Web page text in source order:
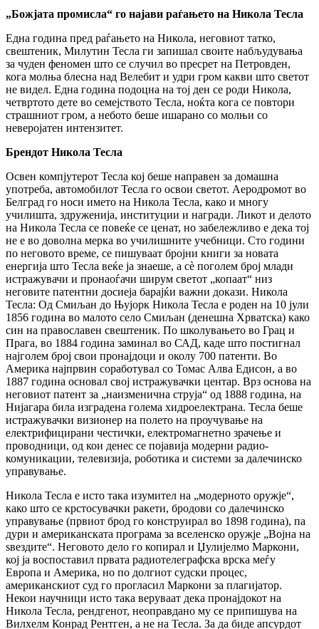
„Божјата промисла“ го најави раѓањето на Никола Тесла
Една година пред раѓањето на Никола, неговиот татко,
свештеник, Милутин Тесла ги запишал своите набљудувања
за чуден феномен што се случил во пресрет на Петровден,
кога молња блесна над Велебит и удри гром какви што светот
не видел. Една година подоцна на тој ден се роди Никола,
четвртото дете во семејството Тесла, ноќта кога се повтори
страшниот гром, а небото беше ишарано со молњи со
неверојатен интензитет.
Брендот Никола Тесла
Освен компјутерот Тесла кој беше направен за домашна
употреба, автомобилот Тесла го освои светот. Аеродромот во
Белград го носи името на Никола Тесла, како и многу
училишта, здруженија, институции и награди. Ликот и делото
на Никола Тесла се повеќе се ценат, но забележливо е дека тој
не е во доволна мерка во училишните учебници. Сто години
по неговото време, се пишуваат бројни книги за новата
енергија што Тесла веќе ја знаеше, а сè поголем број млади
истражувачи и пронаоѓачи ширум светот „копаат“ низ
неговите патентни досиеја барајќи важни докази. Никола
Тесла: Од Смиљан до Њујорк Никола Тесла е роден на 10 јули
1856 година во малото село Смиљан (денешна Хрватска) како
син на православен свештеник. По школувањето во Грац и
Прага, во 1884 година заминал во САД, каде што постигнал
најголем број свои пронајдоци и околу 700 патенти. Во
Америка најпрвин соработувал со Томас Алва Едисон, а во
1887 година основал свој истражувачки центар. Врз основа на
неговиот патент за „наизменична струја“ од 1888 година, на
Нијагара била изградена голема хидроелектрана. Тесла беше
истражувачки визионер на полето на проучување на
електрифицирани честички, електромагнетно зрачење и
проводници, од кои денес се појавија модерни радио-
комуникации, телевизија, роботика и системи за далечинско
управување.
Никола Тесла е исто така изумител на „модерното оружје“,
како што се крстосувачки ракети, бродови со далечинско
управување (првиот брод го конструирал во 1898 година), па
дури и американската програма за вселенско оружје „Војна на
ѕвездите“. Неговото дело го копирал и Џулијелмо Маркони,
кој ја воспоставил првата радиотелеграфска врска меѓу
Европа и Америка, но по долгиот судски процес,
американскиот суд го прогласил Маркони за плагијатор.
Некои научници исто така веруваат дека пронајдокот на
Никола Тесла, рендгенот, неоправдано му се припишува на
Вилхелм Конрад Рентген, а не на Тесла. За да биде апсурдот